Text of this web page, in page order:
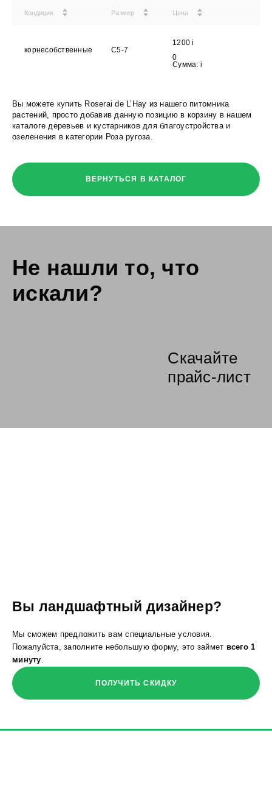
Кондиция Размер Цена
корнесобственные С5-7
1200i
0
Сумма: i
Вы можете купить Roserai de L’Hay из нашего питомника
растений, просто добавив данную позицию в корзину в нашем
каталоге деревьев и кустарников для благоустройства и
озеленения в категории Роза ругоза.
ВЕРНУТЬСЯ В КАТАЛОГ
Не нашли то, что
искали?
Скачайте
прайс-лист
Вы ландшафтный дизайнер?
Мы сможем предложить вам специальные условия.
Пожалуйста, заполните небольшую форму, это займет всего 1
минуту
ПОЛУЧИТЬ СКИДКУ